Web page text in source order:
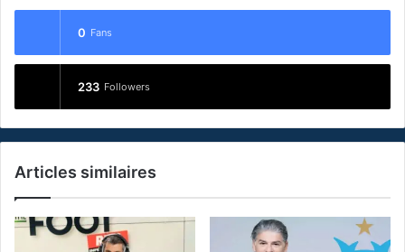
0 Fans
233 Followers
Articles similaires